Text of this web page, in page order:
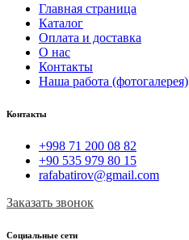
Главная страница
Каталог
Оплата и доставка
О нас
Контакты
Наша работа (фотогалерея)
Контакты
+998 71 200 08 82
+90 535 979 80 15
rafabatirov@gmail.com
Заказать звонок
Социальные сети